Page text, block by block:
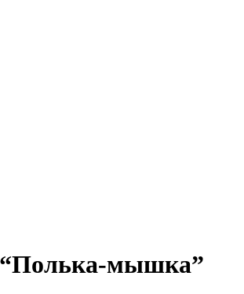
мышка”